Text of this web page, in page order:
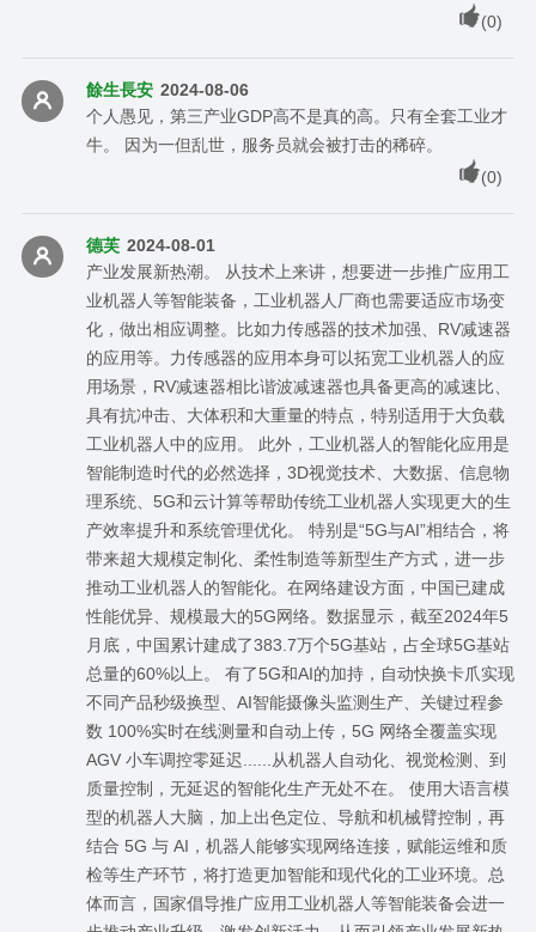
(0)
餘生長安 2024-08-06
个人愚见，第三产业GDP高不是真的高。只有全套工业才
牛。 因为一但乱世，服务员就会被打击的稀碎。
(0)
德芙 2024-08-01
产业发展新热潮。 从技术上来讲，想要进一步推广应用工
业机器人等智能装备，工业机器人厂商也需要适应市场变
化，做出相应调整。比如力传感器的技术加强、RV减速器
的应用等。力传感器的应用本身可以拓宽工业机器人的应
用场景，RV减速器相比谐波减速器也具备更高的减速比、
具有抗冲击、大体积和大重量的特点，特别适用于大负载
工业机器人中的应用。 此外，工业机器人的智能化应用是
智能制造时代的必然选择，3D视觉技术、大数据、信息物
理系统、5G和云计算等帮助传统工业机器人实现更大的生
产效率提升和系统管理优化。 特别是“5G与AI”相结合，将
带来超大规模定制化、柔性制造等新型生产方式，进一步
推动工业机器人的智能化。在网络建设方面，中国已建成
性能优异、规模最大的5G网络。数据显示，截至2024年5
月底，中国累计建成了383.7万个5G基站，占全球5G基站
总量的60%以上。 有了5G和AI的加持，自动快换卡爪实现
不同产品秒级换型、AI智能摄像头监测生产、关键过程参
数 100%实时在线测量和自动上传，5G 网络全覆盖实现
AGV 小车调控零延迟......从机器人自动化、视觉检测、到
质量控制，无延迟的智能化生产无处不在。 使用大语言模
型的机器人大脑，加上出色定位、导航和机械臂控制，再
结合 5G 与 AI，机器人能够实现网络连接，赋能运维和质
检等生产环节，将打造更加智能和现代化的工业环境。总
体而言，国家倡导推广应用工业机器人等智能装备会进一